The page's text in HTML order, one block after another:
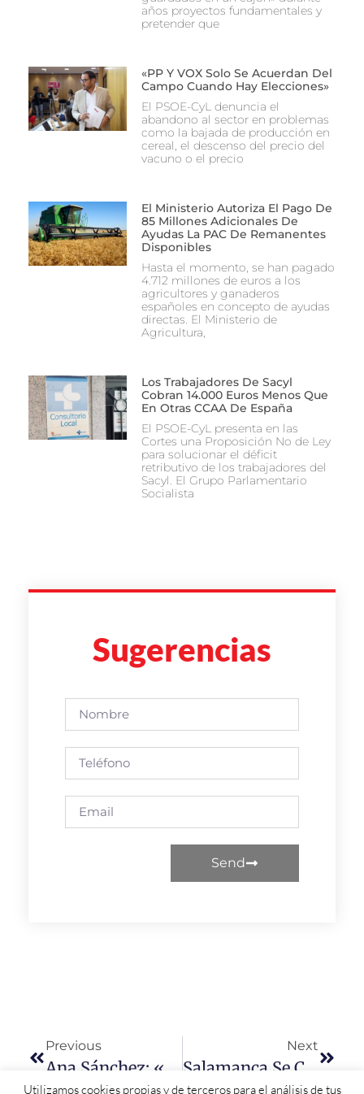
años proyectos fundamentales y
pretender que
«PP Y VOX Solo Se Acuerdan Del
Campo Cuando Hay Elecciones»
El PSOE-CyL denuncia el
abandono al sector en problemas
como la bajada de producción en
cereal, el descenso del precio del
vacuno o el precio
El Ministerio Autoriza El Pago De
85 Millones Adicionales De
Ayudas La PAC De Remanentes
Disponibles
Hasta el momento, se han pagado
4.712 millones de euros a los
agricultores y ganaderos
españoles en concepto de ayudas
directas. El Ministerio de
Agricultura,
Los Trabajadores De Sacyl
Cobran 14.000 Euros Menos Que
En Otras CCAA De España
El PSOE-CyL presenta en las
Cortes una Proposición No de Ley
para solucionar el déficit
retributivo de los trabajadores del
Sacyl. El Grupo Parlamentario
Socialista
Sugerencias
Send
Previous Next
Utilizamos cookies propias y de terceros para el análisis de tus